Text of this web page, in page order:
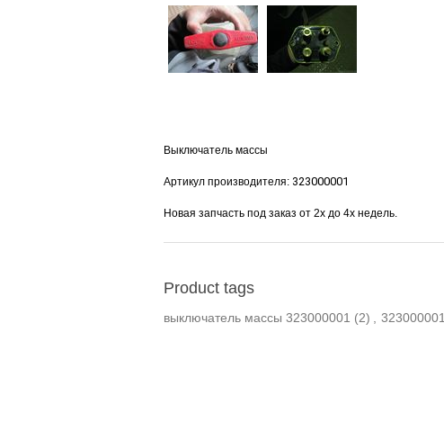
Выключатель массы
Артикул производителя: 323000001
Новая запчасть под заказ от 2х до 4х недель.
Product tags
выключатель массы 323000001 (2) 323000001